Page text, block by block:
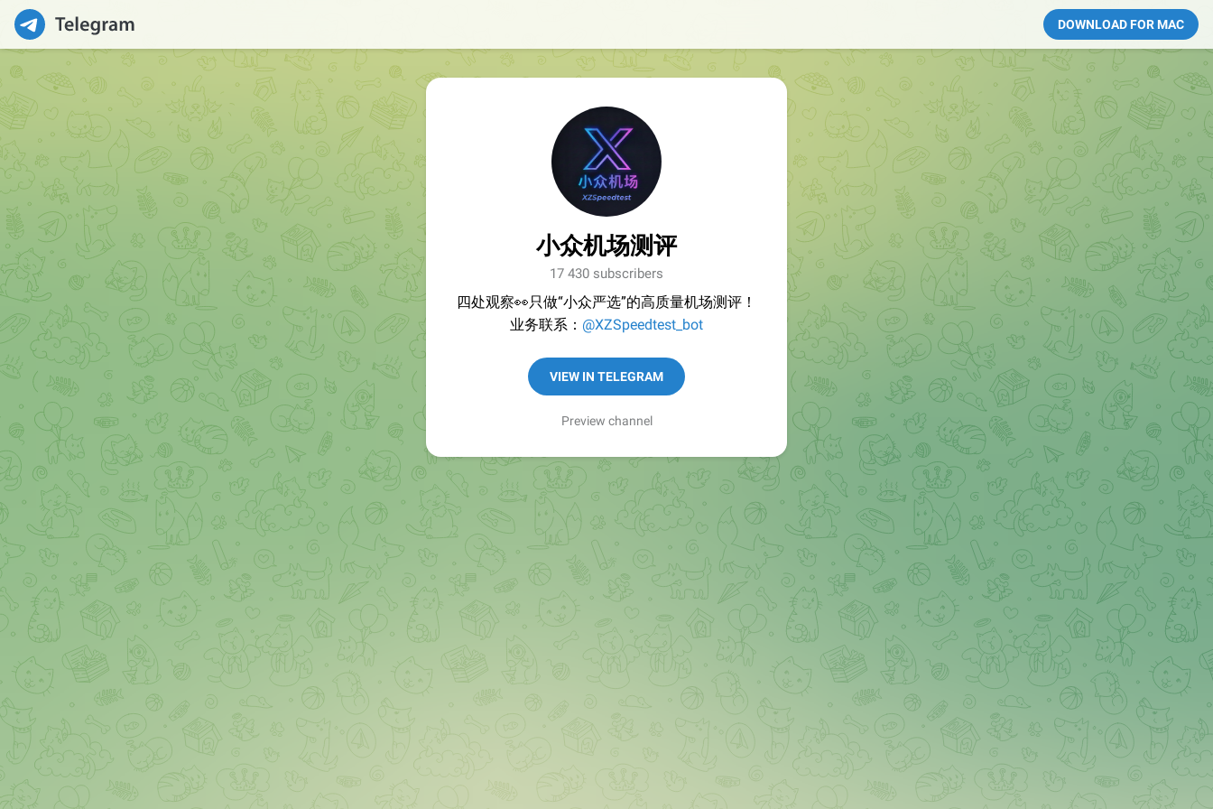
DOWNLOAD FOR MAC
小众机场测评
17 430 subscribers
四处观察👀只做“小众严选”的高质量机场测评！
业务联系： @XZSpeedtest_bot
VIEW IN TELEGRAM
Preview channel